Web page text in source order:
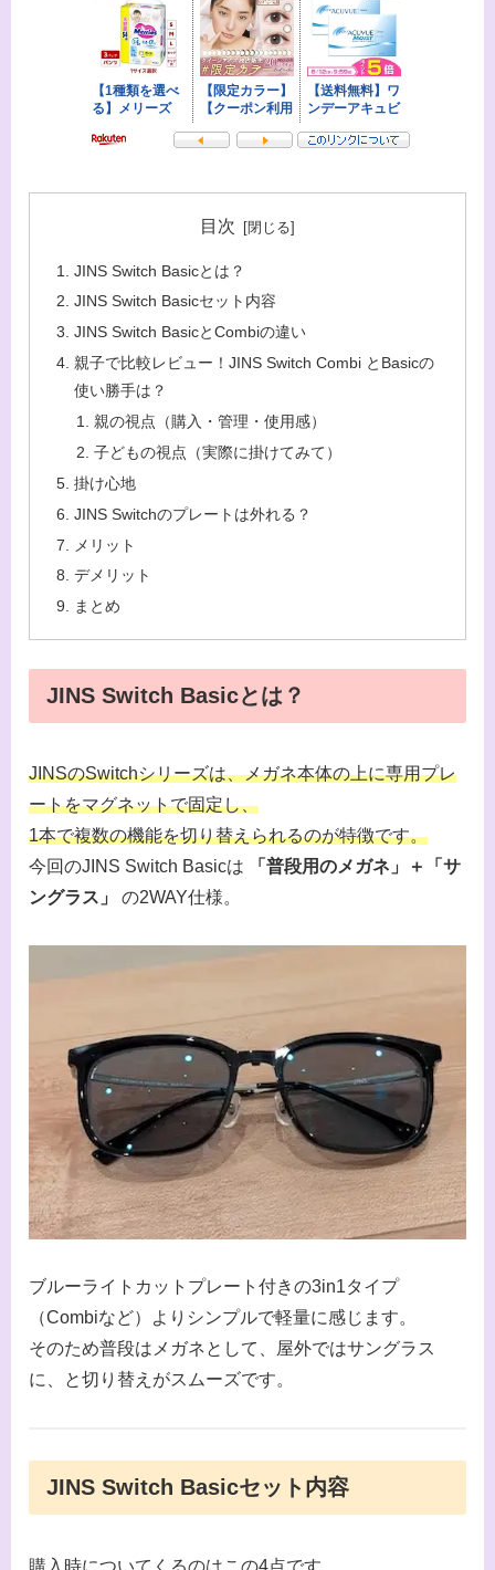
目次
JINS Switch Basicとは？
JINS Switch Basicセット内容
JINS Switch BasicとCombiの違い
親子で比較レビュー！JINS Switch Combi とBasicの
使い勝手は？
親の視点（購入・管理・使用感）
子どもの視点（実際に掛けてみて）
掛け心地
JINS Switchのプレートは外れる？
メリット
デメリット
まとめ
JINS Switch Basicとは？
JINSのSwitchシリーズは、メガネ本体の上に専用プレ
ートをマグネットで固定し、
1本で複数の機能を切り替えられるのが特徴です。
今回のJINS Switch Basicは
「普段用のメガネ」＋「サ
ングラス」
の2WAY仕様。
ブルーライトカットプレート付きの3in1タイプ
（Combiなど）よりシンプルで軽量に感じます。
そのため普段はメガネとして、屋外ではサングラス
に、と切り替えがスムーズです。
JINS Switch Basicセット内容
購入時についてくるのはこの4点です。